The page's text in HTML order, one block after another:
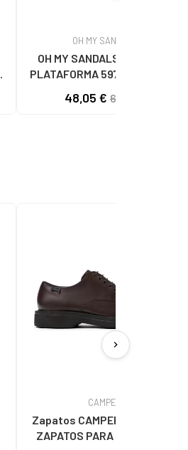
OH MY SANDALS
OH MY SANDALS SANDALIA
PLATAFORMA 5974-DO2 DOYA
48,05 € 61,95 €
CAMPER
Zapatos CAMPER de Hombre
ZAPATOS PARA HOMBRE DE
chevron_right